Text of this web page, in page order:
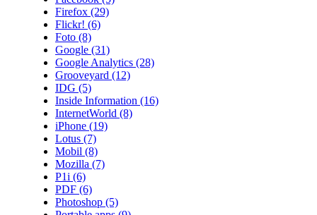
Firefox (29)
Flickr! (6)
Foto (8)
Google (31)
Google Analytics (28)
Grooveyard (12)
IDG (5)
Inside Information (16)
InternetWorld (8)
iPhone (19)
Lotus (7)
Mobil (8)
Mozilla (7)
P1i (6)
PDF (6)
Photoshop (5)